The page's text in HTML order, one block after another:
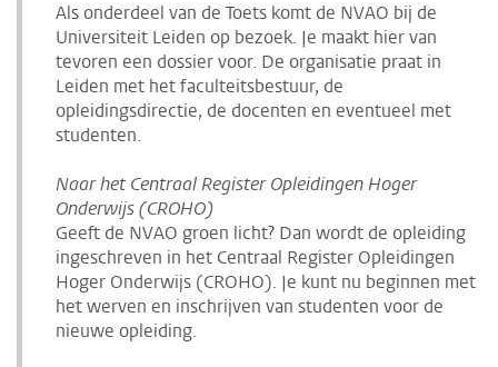
Als onderdeel van de Toets komt de NVAO bij de
Universiteit Leiden op bezoek. Je maakt hier van
tevoren een dossier voor. De organisatie praat in
Leiden met het faculteitsbestuur, de
opleidingsdirectie, de docenten en eventueel met
studenten.
Naar het Centraal Register Opleidingen Hoger
Onderwijs (CROHO)
Geeft de NVAO groen licht? Dan wordt de opleiding
ingeschreven in het Centraal Register Opleidingen
Hoger Onderwijs (CROHO). Je kunt nu beginnen met
het werven en inschrijven van studenten voor de
nieuwe opleiding.